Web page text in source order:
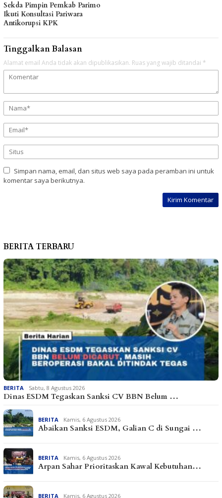
Sekda Pimpin Pemkab Parimo
Ikuti Konsultasi Pariwara
Antikorupsi KPK
Tinggalkan Balasan
Alamat email Anda tidak akan dipublikasikan. Ruas yang wajib ditandai *
Simpan nama, email, dan situs web saya pada peramban ini untuk
komentar saya berikutnya.
BERITA TERBARU
BERITA Sabtu, 8 Agustus 2026
Dinas ESDM Tegaskan Sanksi CV BBN Belum …
BERITA Kamis, 6 Agustus 2026
Abaikan Sanksi ESDM, Galian C di Sungai …
BERITA Kamis, 6 Agustus 2026
Arpan Sahar Prioritaskan Kawal Kebutuhan…
BERITA Kamis, 6 Agustus 2026